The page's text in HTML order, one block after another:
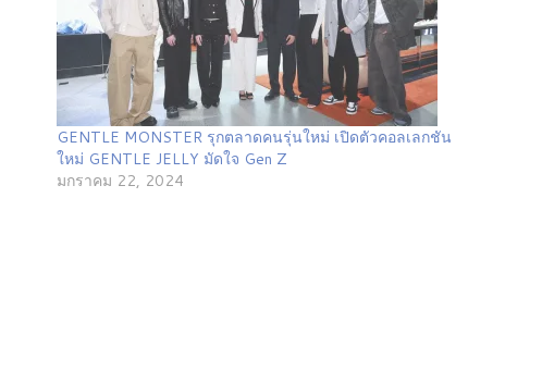
GENTLE MONSTER รุกตลาดคนรุ่นใหม่ เปิดตัวคอลเลกชัน
ใหม่ GENTLE JELLY มัดใจ Gen Z
มกราคม 22, 2024